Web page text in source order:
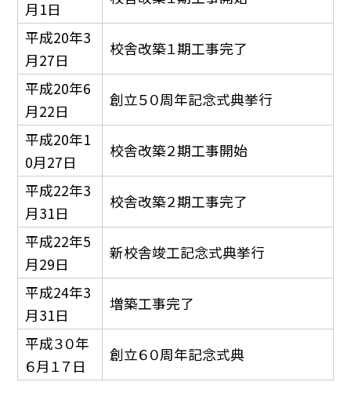
月1日
平成20年3
月27日
校舎改築１期工事完了
平成20年6
月22日
創立５０周年記念式典挙行
平成20年1
0月27日
校舎改築２期工事開始
平成22年3
月31日
校舎改築２期工事完了
平成22年5
月29日
新校舎竣工記念式典挙行
平成24年3
月31日
増築工事完了
平成３０年
６月１７日
創立６０周年記念式典